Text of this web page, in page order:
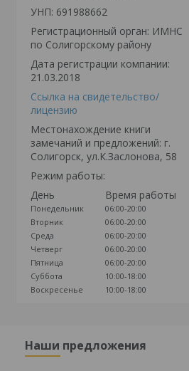
УНП: 691988662
Регистрационный орган: ИМНС
по Солигорскому району
Дата регистрации компании:
21.03.2018
Ссылка на свидетельство/
лицензию
Местонахождение книги
замечаний и предложений: г.
Солигорск, ул.К.Заслонова, 58
Режим работы:
День
Время работы
Понедельник
06:00-20:00
Вторник
06:00-20:00
Среда
06:00-20:00
Четверг
06:00-20:00
Пятница
06:00-20:00
Суббота
10:00-18:00
Воскресенье
10:00-18:00
Наши предложения